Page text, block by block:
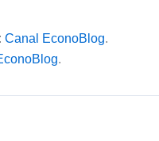
Canal EconoBlog.
.